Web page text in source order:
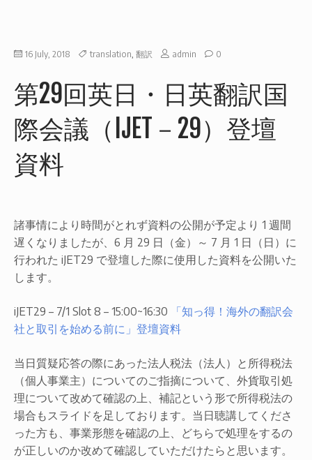
16 July, 2018 translation, 翻訳 admin 0
第29回英日・日英翻訳国
際会議（IJET－29）登壇
資料
諸事情により時間がとれず資料の公開が予定より 1 週間
遅くなりましたが、6 月 29 日（金）～ 7 月 1 日（日）に
行われた iJET29 で登壇した際に使用した資料を公開いた
します。
iJET29 – 7/1 Slot 8 – 15:00~16:30
「知っ得！海外の翻訳会
社と取引を始める前に」登壇資料
当日質疑応答の際にあった法人税法（法人）と所得税法
（個人事業主）についてのご指摘について、外貨取引処
理について改めて確認の上、補記という形で所得税法の
場合もスライドを足しております。当日聴講してくださ
った方も、事業形態を確認の上、どちらで処理をするの
が正しいのか改めて確認していただけたらと思います。